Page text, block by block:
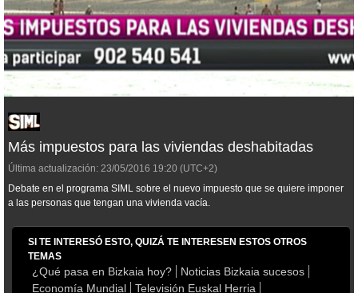
Más impuestos para las viviendas deshabitadas
Última actualización: 23/05/2016 19:20 (UTC+2)
Debate en el programa SIML sobre el nuevo impuesto que se quiere imponer
a las personas que tengan una vivienda vacía.
SI TE INTERESÓ ESTO, QUIZÁ TE INTERESEN ESTOS OTROS
TEMAS
¿Qué pasa en Bizkaia hoy?
Noticias Bizkaia sucesos
Economía Mundial
Televisión Euskal Herria